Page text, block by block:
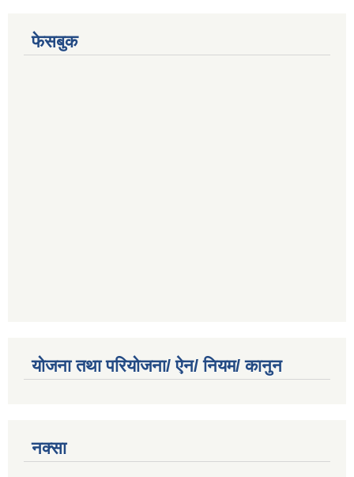
फेसबुक
योजना तथा परियोजना/ ऐन/ नियम/ कानुन
नक्सा